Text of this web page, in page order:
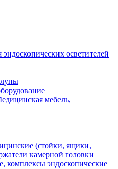
осветителей
мебель,
(стойки, ящики,
камерной головки
комплексы эндоскопические